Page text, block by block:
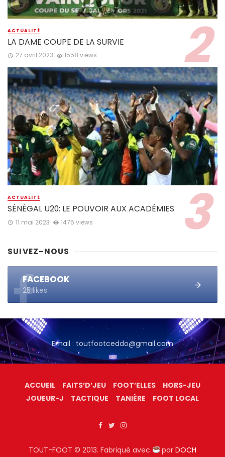
ACTUALITÉ
LA DAME COUPE DE LA SURVIE
27 avril 2023 1558 views
ACTUALITÉ
SÉNÉGAL U20: LE POUVOIR AUX ACADÉMIES
11 mai 2023 1475 views
SUIVEZ-NOUS
FACEBOOK
25 likes
Email : toutfootceddo@gmail.com
ACCUEIL FAITS’D’JEU FOOT’ELLES
HORS-JEU
JOUEUR-J
TACTIQUE TANIÈRE FOOT LOCAL
TOUT-FOOT © 2013. Fabriqué avec parDOCH